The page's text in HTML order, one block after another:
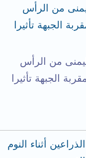
من الرأس
الجبهة تأثيرا
من الرأس
الجبهة تأثيرا
أثناء النوم